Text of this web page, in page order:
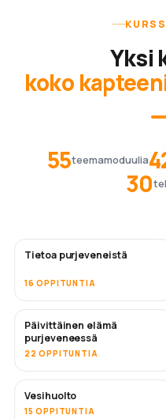
Yksi
koko
55teemamoduulia
30
Tietoa purjeveneistä
16 OPPITUNTIA
Päivittäinen elämä
purjeveneessä
22 OPPITUNTIA
Vesihuolto
15 OPPITUNTIA